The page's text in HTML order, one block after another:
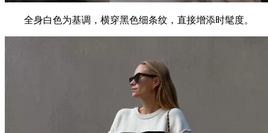
全身白色为基调，横穿黑色细条纹，直接增添时髦度。